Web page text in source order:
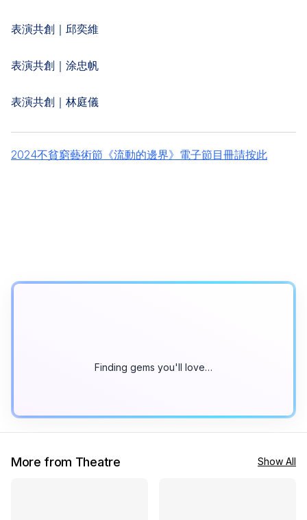
表演共創｜邱奕維
表演共創｜涂忠帆
表演共創｜林庭儀
2024不貧窮藝術節《流動的邊界》電子節目冊請按此
Finding gems you'll love…
More from Theatre Show All